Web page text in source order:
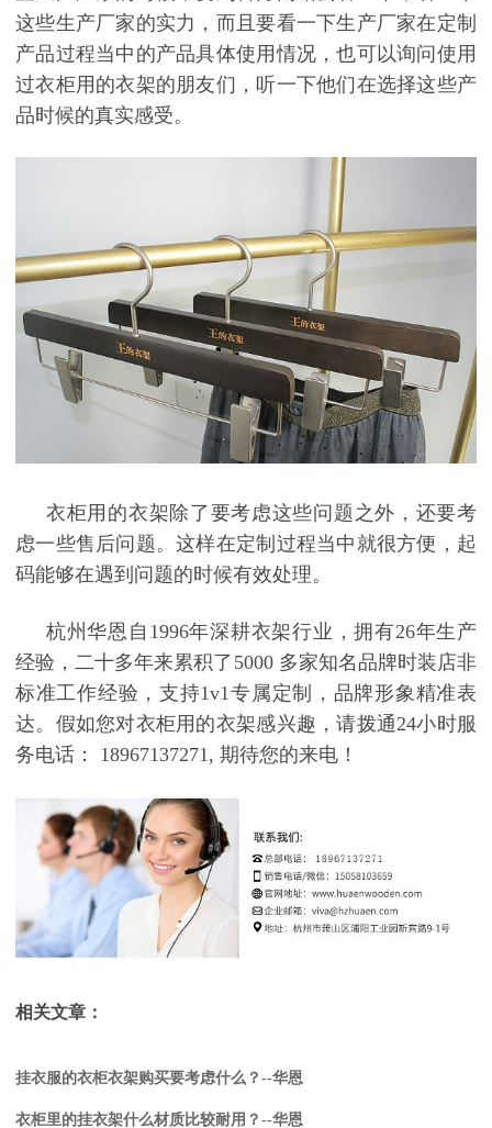
这些生产厂家的实力，而且要看一下生产厂家在定制
产品过程当中的产品具体使用情况，也可以询问使用
过衣柜用的衣架的朋友们，听一下他们在选择这些产
品时候的真实感受。
衣柜用的衣架除了要考虑这些问题之外，还要考
虑一些售后问题。这样在定制过程当中就很方便，起
码能够在遇到问题的时候有效处理。
杭州华恩自 1996年深耕衣架行业，拥有26年生产
经验，二十多年来累积了 5000 多家知名品牌时装店非
标准工作经验，支持1v1 专属定制，品牌形象精准表
达。假如您对衣柜用的衣架感兴趣，请拨通24小时服
务电话：
18967137271, 期待您的来电！
相关文章：
挂衣服的衣柜衣架购买要考虑什么？--华恩
衣柜里的挂衣架什么材质比较耐用？--华恩